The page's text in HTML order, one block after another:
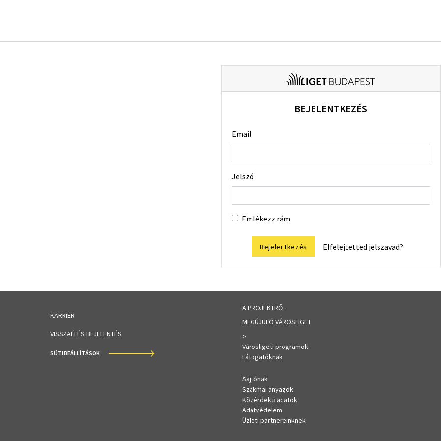
BEJELENTKEZÉS
Email
Jelszó
Emlékezz rám
Bejelentkezés Elfelejtetted jelszavad?
KARRIER
VISSZAÉLÉS BEJELENTÉS
SÜTI BEÁLLÍTÁSOK
A PROJEKTRŐL
MEGÚJULÓ VÁROSLIGET
>
Városligeti programok
Látogatóknak
Sajtónak
Szakmai anyagok
Közérdekű adatok
Adatvédelem
Üzleti partnereinknek